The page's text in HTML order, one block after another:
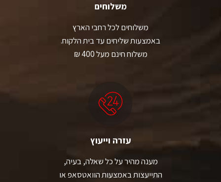
משלוחים
משלוחים לכל רחבי הארץ
באמצעות שליחים עד בית הלקוח.
משלוח חינם מעל 400 ₪
עזרה וייעוץ
מענה מהיר על כל שאלה, בעיה,
התייעצות באמצעות הוואטסאפ או